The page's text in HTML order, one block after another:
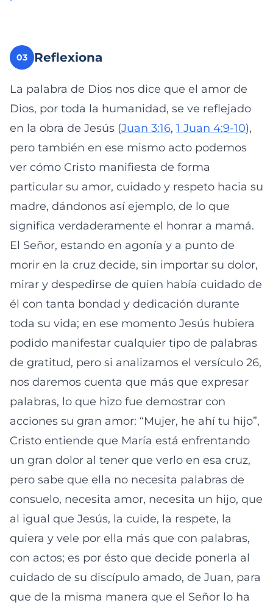
03 Reflexiona
La palabra de Dios nos dice que el amor de
Dios, por toda la humanidad, se ve reflejado
en la obra de Jesús (Juan 3:16, 1 Juan 4:9-10),
pero también en ese mismo acto podemos
ver cómo Cristo manifiesta de forma
particular su amor, cuidado y respeto hacia su
madre, dándonos así ejemplo, de lo que
significa verdaderamente el honrar a mamá.
El Señor, estando en agonía y a punto de
morir en la cruz decide, sin importar su dolor,
mirar y despedirse de quien había cuidado de
él con tanta bondad y dedicación durante
toda su vida; en ese momento Jesús hubiera
podido manifestar cualquier tipo de palabras
de gratitud, pero si analizamos el versículo 26,
nos daremos cuenta que más que expresar
palabras, lo que hizo fue demostrar con
acciones su gran amor: “Mujer, he ahí tu hijo”,
Cristo entiende que María está enfrentando
un gran dolor al tener que verlo en esa cruz,
pero sabe que ella no necesita palabras de
consuelo, necesita amor, necesita un hijo, que
al igual que Jesús, la cuide, la respete, la
quiera y vele por ella más que con palabras,
con actos; es por ésto que decide ponerla al
cuidado de su discípulo amado, de Juan, para
que de la misma manera que el Señor lo ha